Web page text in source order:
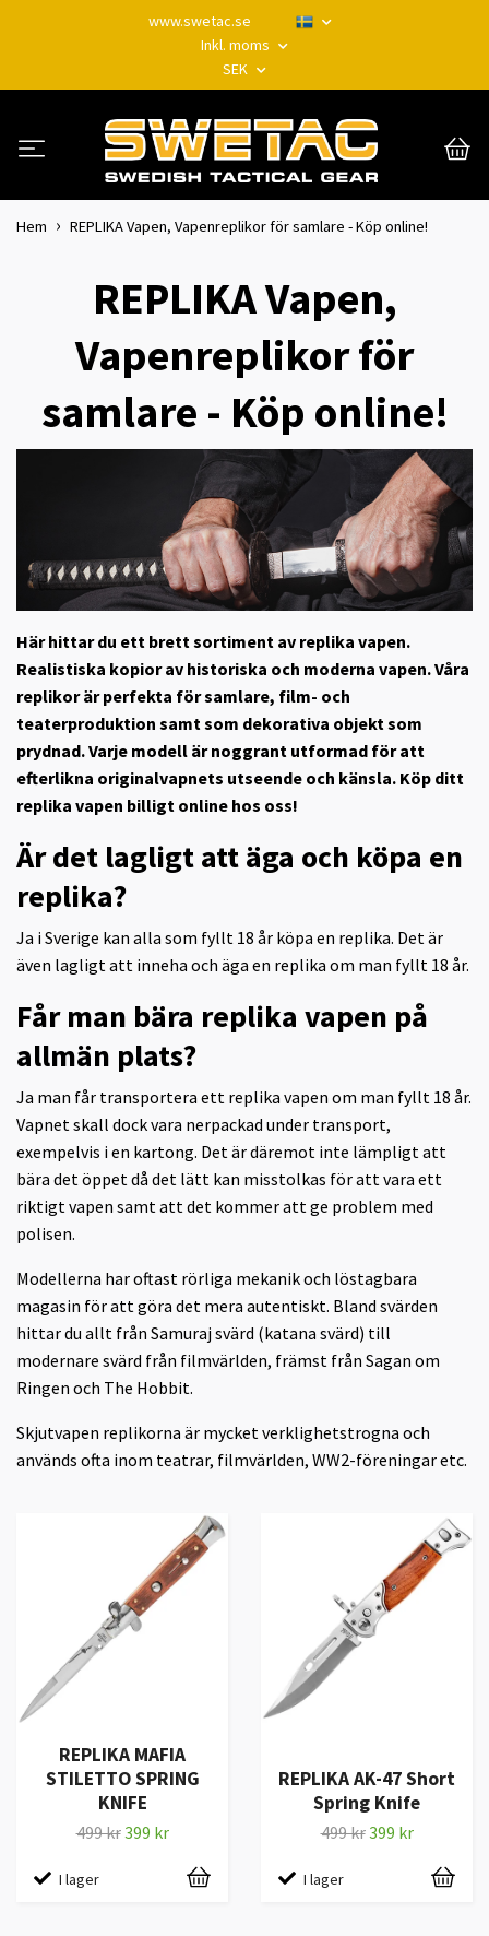
www.swetac.se
Inkl. moms
SEK
Hem REPLIKA Vapen, Vapenreplikor för samlare - Köp online!
REPLIKA Vapen,
Vapenreplikor för
samlare - Köp online!
Här hittar du ett brett sortiment av replika vapen.
Realistiska kopior av historiska och moderna vapen. Våra
replikor är perfekta för samlare, film- och
teaterproduktion samt som dekorativa objekt som
prydnad. Varje modell är noggrant utformad för att
efterlikna originalvapnets utseende och känsla. Köp ditt
replika vapen billigt online hos oss!
Är det lagligt att äga och köpa en
replika?
Ja i Sverige kan alla som fyllt 18 år köpa en replika. Det är
även lagligt att inneha och äga en replika om man fyllt 18 år.
Får man bära replika vapen på
allmän plats?
Ja man får transportera ett replika vapen om man fyllt 18 år.
Vapnet skall dock vara nerpackad under transport,
exempelvis i en kartong. Det är däremot inte lämpligt att
bära det öppet då det lätt kan misstolkas för att vara ett
riktigt vapen samt att det kommer att ge problem med
polisen.
Modellerna har oftast rörliga mekanik och löstagbara
magasin för att göra det mera autentiskt. Bland svärden
hittar du allt från Samuraj svärd (katana svärd) till
modernare svärd från filmvärlden, främst från Sagan om
Ringen och The Hobbit.
Skjutvapen replikorna är mycket verklighetstrogna och
används ofta inom teatrar, filmvärlden, WW2-föreningar etc.
REPLIKA MAFIA
STILETTO SPRING
KNIFE
499 kr399 kr
I lager
REPLIKA AK-47 Short
Spring Knife
499 kr399 kr
I lager